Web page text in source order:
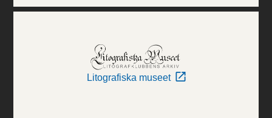
Litografiska museet